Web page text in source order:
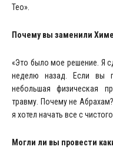
Тео».
Почему вы заменили
«Это было мое решение. Я
неделю назад. Если вы
небольшая физическая
травму. Почему не
я хотел начать все с
Могли ли вы провести